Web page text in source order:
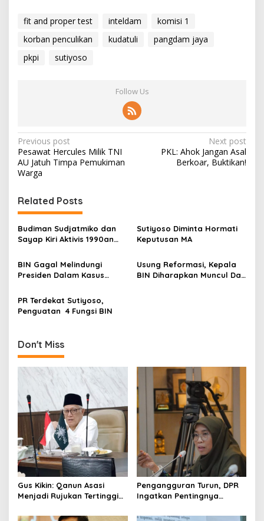
fit and proper test inteldam
komisi 1
korban penculikan
kudatuli
pangdam jaya
pkpi
sutiyoso
Follow Us
P
o
s
t
n
a
v
i
g
t
o
n
Previous post
Pesawat Hercules Milik TNI
AU Jatuh Timpa Pemukiman
Warga
Next post
PKL: Ahok Jangan Asal
Berkoar, Buktikan!
Related Posts
Budiman Sudjatmiko dan
Sayap Kiri Aktivis 1990an
Sutiyoso Diminta Hormati
Keputusan MA
BIN Gagal Melindungi
Presiden Dalam Kasus
Usung Reformasi, Kepala
BIN Diharapkan Muncul Dari
PR Terdekat Sutiyoso,
Penguatan 4 Fungsi BIN
Don't Miss
Gus Kikin: Qanun Asasi
Menjadi Rujukan Tertinggi
Pengangguran Turun, DPR
Ingatkan Pentingnya
yang Layak